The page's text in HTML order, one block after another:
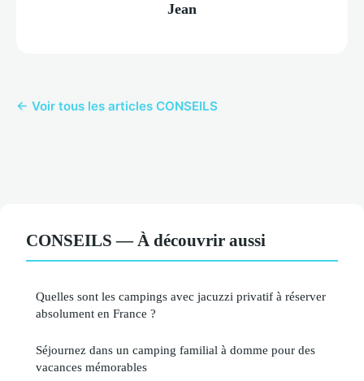
Jean
← Voir tous les articles CONSEILS
CONSEILS — À découvrir aussi
Quelles sont les campings avec jacuzzi privatif à réserver
absolument en France ?
Séjournez dans un camping familial à domme pour des
vacances mémorables